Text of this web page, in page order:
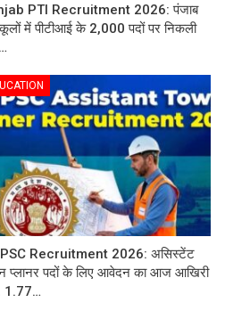
PTI Recruitment 2026: पंजाब
में पीटीआई के 2,000 पदों पर निकली
Recruitment 2026: असिस्टेंट
प्लानर पदों के लिए आवेदन का आज आखिरी
1.77…